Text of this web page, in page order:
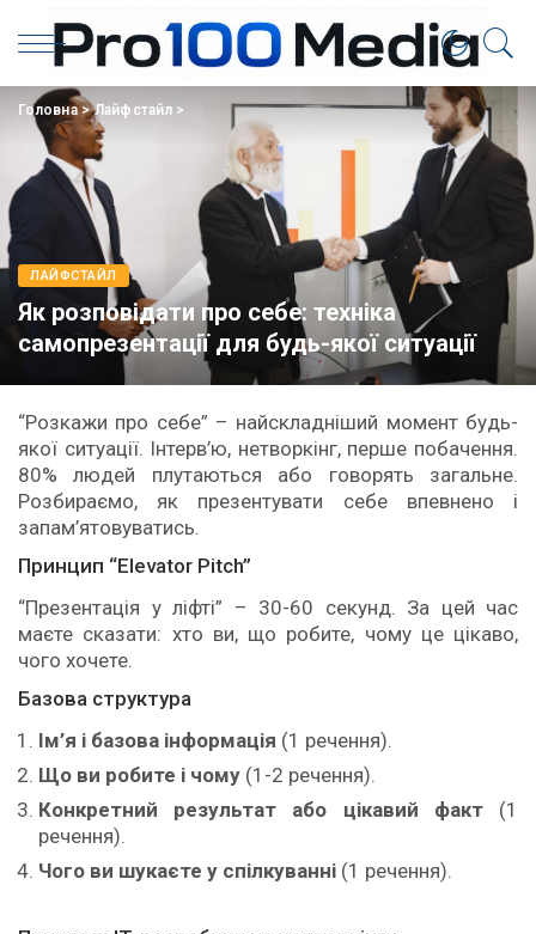
Головна>Лайфстайл>
ЛАЙФСТАЙЛ
Як розповідати про себе: техніка
самопрезентації для будь-якої ситуації
“Розкажи про себе” – найскладніший момент будь-
якої ситуації. Інтерв’ю, нетворкінг, перше побачення.
80% людей плутаються або говорять загальне.
Розбираємо, як презентувати себе впевнено і
запам’ятовуватись.
Принцип “Elevator Pitch”
“Презентація у ліфті” – 30-60 секунд. За цей час
маєте сказати: хто ви, що робите, чому це цікаво,
чого хочете.
Базова структура
Ім’я і базова інформація (1 речення).
Що ви робите і чому (1-2 речення).
Конкретний результат або цікавий факт(1
речення).
Чого ви шукаєте у спілкуванні (1 речення).